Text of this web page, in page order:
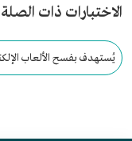
الاختبارات ذات الصلة
يُستهدف بفسح الألعاب